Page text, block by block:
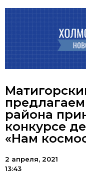
района
конкурсе
«Нам
2 апреля, 2021
13:43